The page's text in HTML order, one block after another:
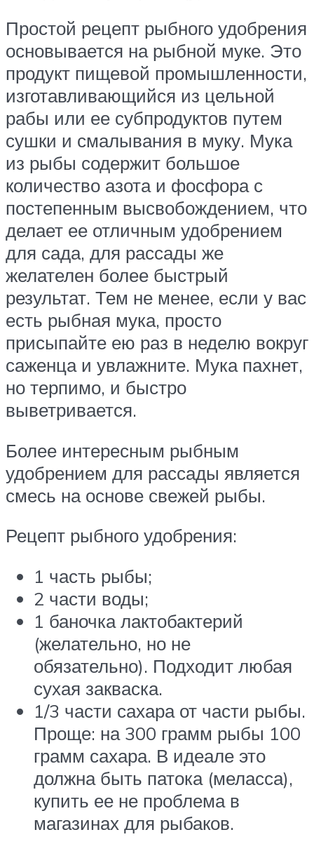
Простой рецепт рыбного удобрения
основывается на рыбной муке. Это
продукт пищевой промышленности,
изготавливающийся из цельной
рабы или ее субпродуктов путем
сушки и смалывания в муку. Мука
из рыбы содержит большое
количество азота и фосфора с
постепенным высвобождением, что
делает ее отличным удобрением
для сада, для рассады же
желателен более быстрый
результат. Тем не менее, если у вас
есть рыбная мука, просто
присыпайте ею раз в неделю вокруг
саженца и увлажните. Мука пахнет,
но терпимо, и быстро
выветривается.
Более интересным рыбным
удобрением для рассады является
смесь на основе свежей рыбы.
Рецепт рыбного удобрения:
1 часть рыбы;
2 части воды;
1 баночка лактобактерий
(желательно, но не
обязательно). Подходит любая
сухая закваска.
1/3 части сахара от части рыбы.
Проще: на 300 грамм рыбы 100
грамм сахара. В идеале это
должна быть патока (меласса),
купить ее не проблема в
магазинах для рыбаков.